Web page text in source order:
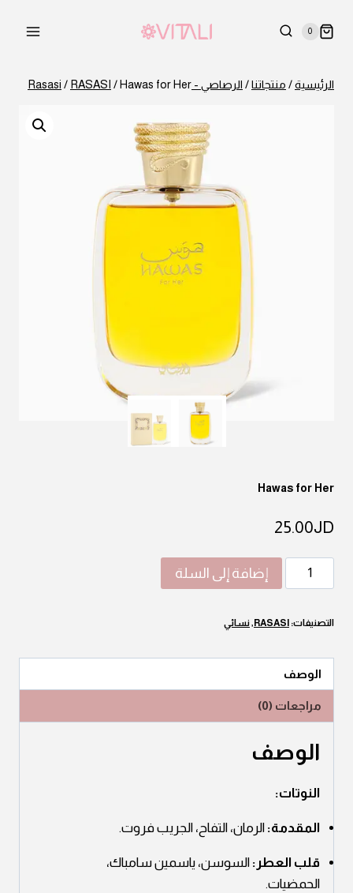
0
الرئيسية/ منتجاتنا/ الرصاصي - Rasasi / RASASI / Hawas for Her
Hawas for Her
JD
25.00
كمية
Hawas
Her
إضافة إلى السلة
التصنيفات: RASASI
,نسائي
الوصف
مراجعات (0)
الوصف
النوتات:
المقدمة: الرمان، التفاح، الجريب فروت.
قلب العطر: السوسن، ياسمين سامباك،
الحمضيات.